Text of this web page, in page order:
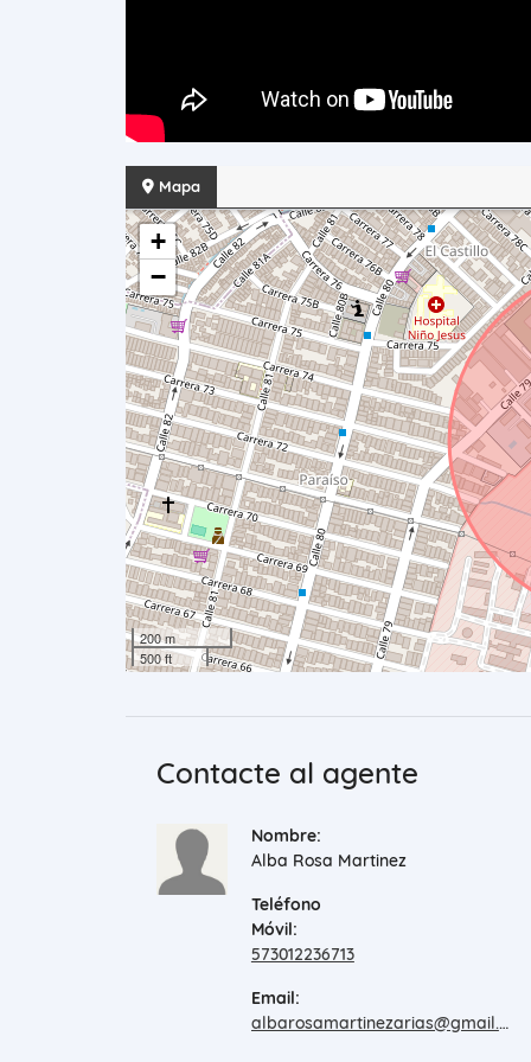
Mapa
+
−
200 m
500 ft
Contacte al agente
Nombre:
Alba Rosa Martinez
Teléfono
Móvil:
573012236713
Email:
albarosamartinezarias@gmail.com